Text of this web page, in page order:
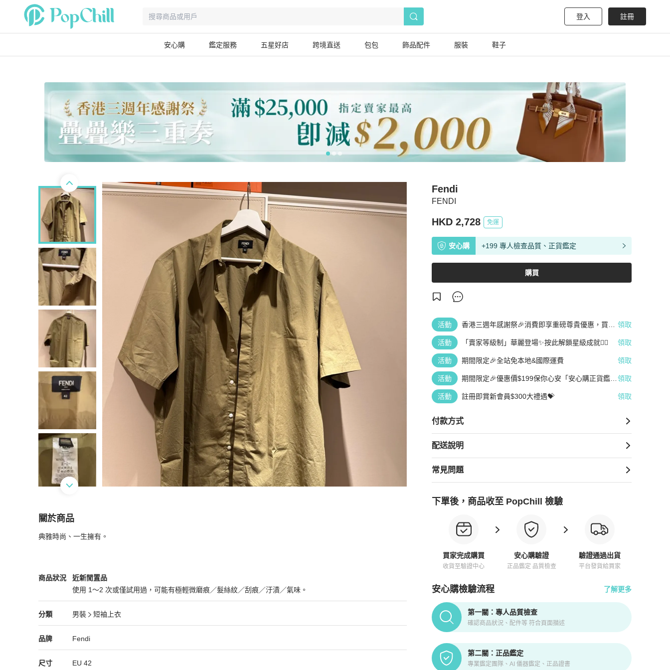
登入 註冊
安心購 鑑定服務 五星好店 跨境直送 包包 飾品配件 服裝 鞋子
FENDI
Fendi
HKD 2,728 免運
安心購 +199 專人檢查品質、正貨鑑定
購買
活動
香港三週年感謝祭🎉消費即享重磅尊貴優惠，買越
領取
活動 「賣家等級制」華麗登場✨按此解鎖星級成就👆🏻 領取
活動 期間限定🎉全站免本地&國際運費 領取
活動
期間限定🎉優惠價$199保你心安「安心購正貨鑑
領取
活動 註冊即賞新會員$300大禮遇💝 領取
付款方式
配送說明
常見問題
下單後，商品收至 PopChill 檢驗
買家完成購買
收貨至驗證中心
安心購驗證
正品鑑定 品質檢查
驗證通過出貨
平台發貨給買家
安心購檢驗流程 了解更多
PopChill拍拍圈正品驗證、安心購檢驗流程介紹
第一關：專人品質檢查
確認商品狀況、配件等 符合頁面描述
第二關：正品鑑定
專業鑑定團隊、AI 儀器鑑定、正品證書
關於商品
關於FENDI商品詳情與購買須知
典雅時尚、一生擁有。
商品狀況
Fendi男裝 商品狀態與細節
近新閒置品
使用 1～2 次或僅試用過，可能有極輕微磨痕／髮絲紋／刮痕／汙漬／氣味。
近新閒置品
分類
Fendi 分類資訊
男裝
短袖上衣
男裝/短袖上衣推薦
品牌
Fendi 男裝品牌介紹
Fendi
Fendi 推薦清單
尺寸 EU 42